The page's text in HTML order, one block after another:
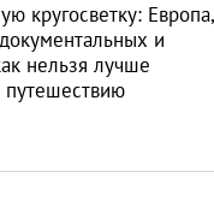
кругосветку: Европа,
и
нельзя лучше
путешествию